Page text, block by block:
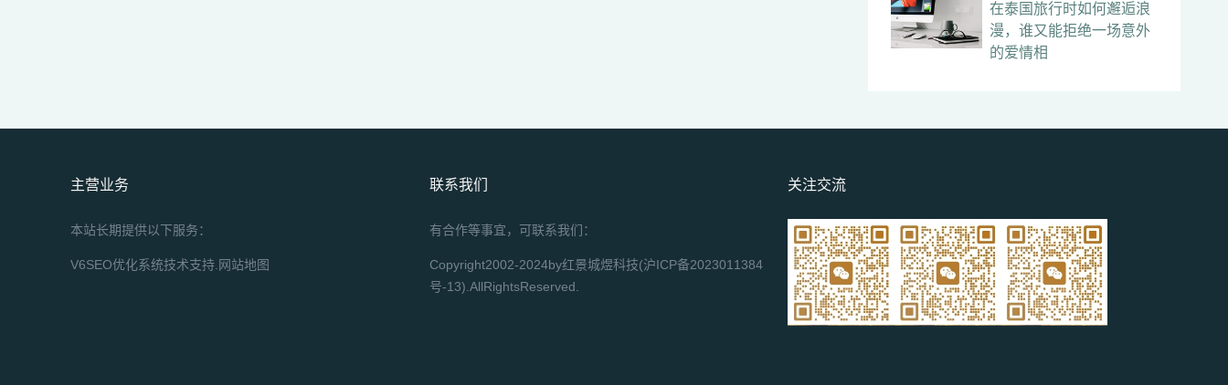
在泰国旅行时如何邂逅浪
漫，谁又能拒绝一场意外
的爱情相
主营业务
本站长期提供以下服务：
V6SEO优化系统技术支持. 网站地图
联系我们
有合作等事宜，可联系我们：
Copyright2002-2024by红景城煜科技(沪ICP备2023011384
号-13).AllRightsReserved.
关注交流